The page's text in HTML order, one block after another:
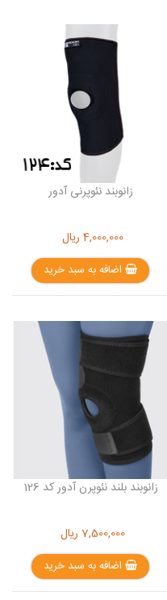
زانوبند نئوپرنی آدور
4,000,000 ریال
اضافه به سبد خرید
زانوبند بلند نئوپرن آدور کد 126
7,500,000 ریال
اضافه به سبد خرید